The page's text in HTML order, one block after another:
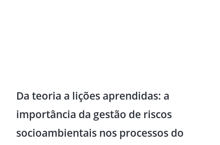
Da teoria a lições aprendidas: a
importância da gestão de riscos
socioambientais nos processos do